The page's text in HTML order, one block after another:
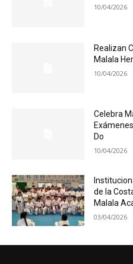
10/04/2026
Realizan
Malala
10/04/2026
Celebra
Do
10/04/2026
de la
Malala
03/04/2026